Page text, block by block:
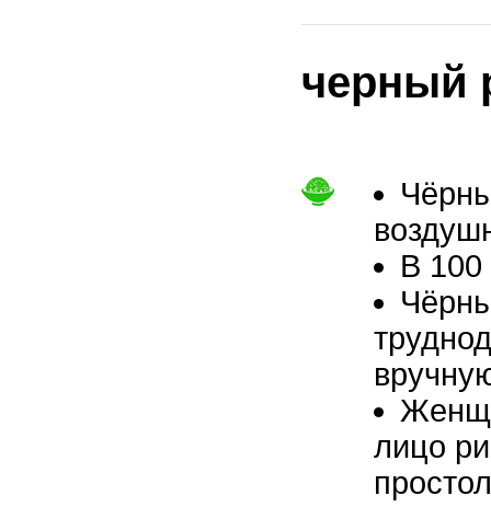
черный
В 100
лицо